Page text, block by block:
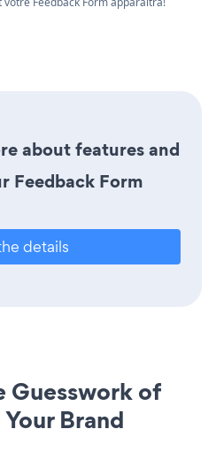
about features and
Feedback Form
details
Guesswork of
Brand